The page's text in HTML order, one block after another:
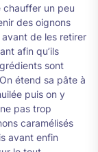
chauffer un peu
des oignons
avant de les retirer
afin qu’ils
sont
étend sa pâte à
puis on y
pas trop
caramélisés
avant enfin